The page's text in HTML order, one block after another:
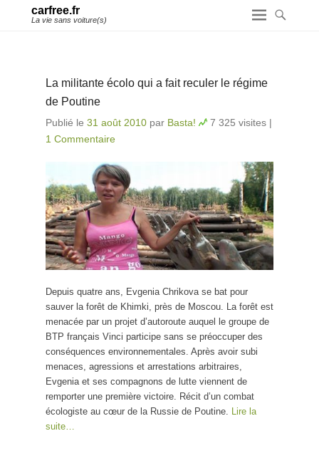
carfree.fr
La vie sans voiture(s)
La militante écolo qui a fait reculer le régime
de Poutine
Publié le 31 août 2010 par Basta! 7 325 visites |
1 Commentaire
Depuis quatre ans, Evgenia Chrikova se bat pour
sauver la forêt de Khimki, près de Moscou. La forêt est
menacée par un projet d’autoroute auquel le groupe de
BTP français Vinci participe sans se préoccuper des
conséquences environnementales. Après avoir subi
menaces, agressions et arrestations arbitraires,
Evgenia et ses compagnons de lutte viennent de
remporter une première victoire. Récit d’un combat
écologiste au cœur de la Russie de Poutine. Lire la
suite…